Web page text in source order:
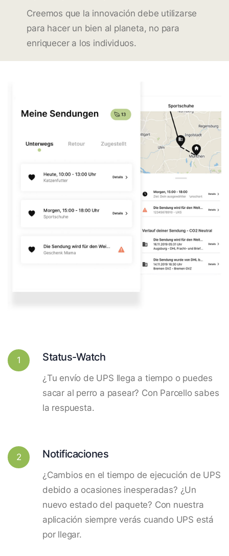
Creemos que la innovación debe utilizarse
para hacer un bien al planeta, no para
enriquecer a los individuos.
1 Status-Watch
¿Tu envío de UPS llega a tiempo o puedes
sacar al perro a pasear? Con Parcello sabes
la respuesta.
2 Notificaciones
¿Cambios en el tiempo de ejecución de UPS
debido a ocasiones inesperadas? ¿Un
nuevo estado del paquete? Con nuestra
aplicación siempre verás cuando UPS está
por llegar.